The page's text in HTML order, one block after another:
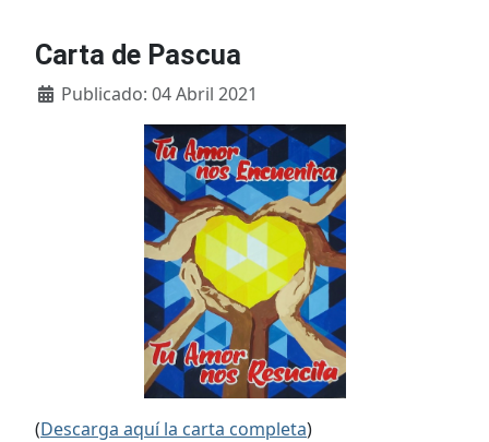
Carta de Pascua
Detalles
Publicado: 04 Abril 2021
(Descarga aquí la carta completa)